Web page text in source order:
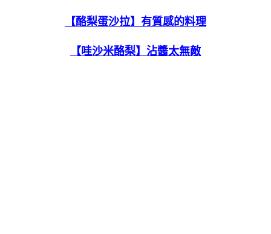
【酪梨蛋沙拉】有質感的料理
【哇沙米酪梨】沾醬太無敵